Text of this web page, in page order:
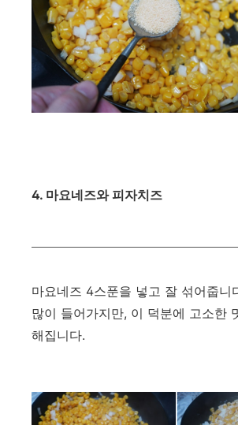
4. 마요네즈와 피자치즈
마요네즈 4스푼을 넣고 잘 섞어줍니
많이 들어가지만, 이 덕분에 고소한
해집니다.